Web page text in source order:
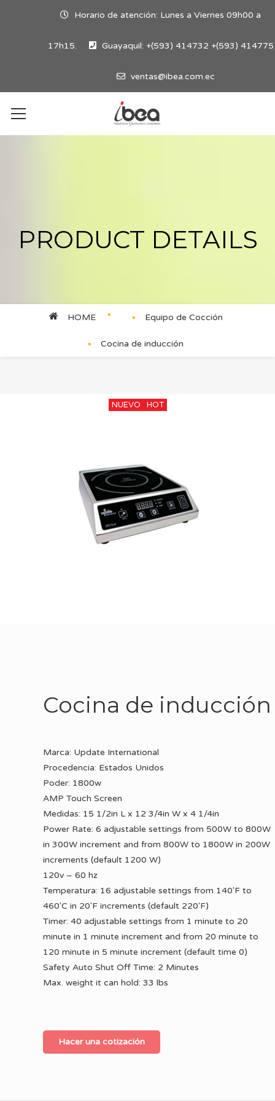
Horario de atención: Lunes a Viernes 09h00 a
17h15. Guayaquil: +(593) 414732 +(593) 414775
ventas@ibea.com.ec
PRODUCT DETAILS
HOME Equipo de Cocción
Cocina de inducción
NUEVO HOT
Cocina de inducción
Marca: Update International
Procedencia: Estados Unidos
Poder: 1800w
AMP Touch Screen
Medidas: 15 1/2in L x 12 3/4in W x 4 1/4in
Power Rate: 6 adjustable settings from 500W to 800W
in 300W increment and from 800W to 1800W in 200W
increments (default 1200 W)
120v – 60 hz
Temperatura: 16 adjustable settings from 140'F to
460'C in 20'F increments (default 220'F)
Timer: 40 adjustable settings from 1 minute to 20
minute in 1 minute increment and from 20 minute to
120 minute in 5 minute increment (default time 0)
Safety Auto Shut Off Time: 2 Minutes
Max. weight it can hold: 33 lbs
Hacer una cotización